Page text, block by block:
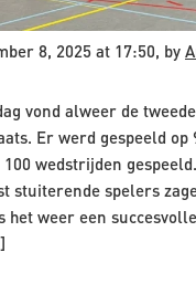
8, 2025 at 17:50, by
vond alweer de
Er werd gespeeld
wedstrijden
stuiterende spelers
het weer een